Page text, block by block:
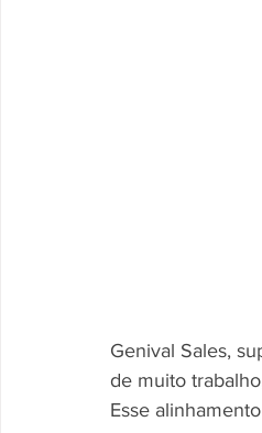
Genival Sales,
de muito
Esse